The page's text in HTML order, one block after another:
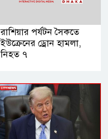
রাশিয়ার পর্যটন সৈকতে
ইউক্রেনের ড্রোন হামলা,
নিহত ৭